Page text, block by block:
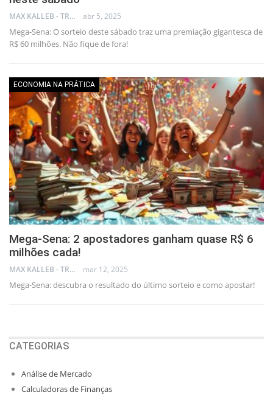
MAX KALLEB - TRADER abr 5, 2025
Mega-Sena: O sorteio deste sábado traz uma premiação gigantesca de
R$ 60 milhões. Não fique de fora!
ECONOMIA NA PRÁTICA
Mega-Sena: 2 apostadores ganham quase R$ 6
milhões cada!
MAX KALLEB - TRADER mar 12, 2025
Mega-Sena: descubra o resultado do último sorteio e como apostar!
CATEGORIAS
Análise de Mercado
Calculadoras de Finanças